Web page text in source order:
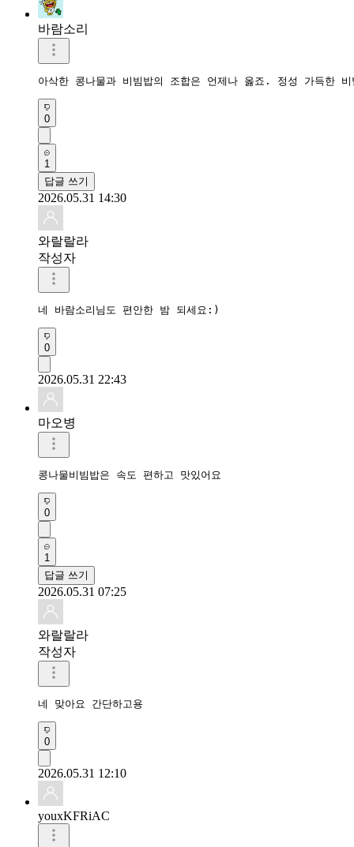
바람소리
아삭한 콩나물과 비빔밥의 조합은 언제나 옳죠. 정성 가득한
0
1
답글 쓰기
2026.05.31 14:30
와랄랄라
작성자
네 바람소리님도 편안한 밤 되세요:)
0
2026.05.31 22:43
마오병
콩나물비빔밥은 속도 편하고 맛있어요
0
1
답글 쓰기
2026.05.31 07:25
와랄랄라
작성자
네 맞아요 간단하고용
0
2026.05.31 12:10
youxKFRiAC